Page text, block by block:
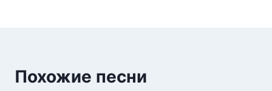
Похожие песни